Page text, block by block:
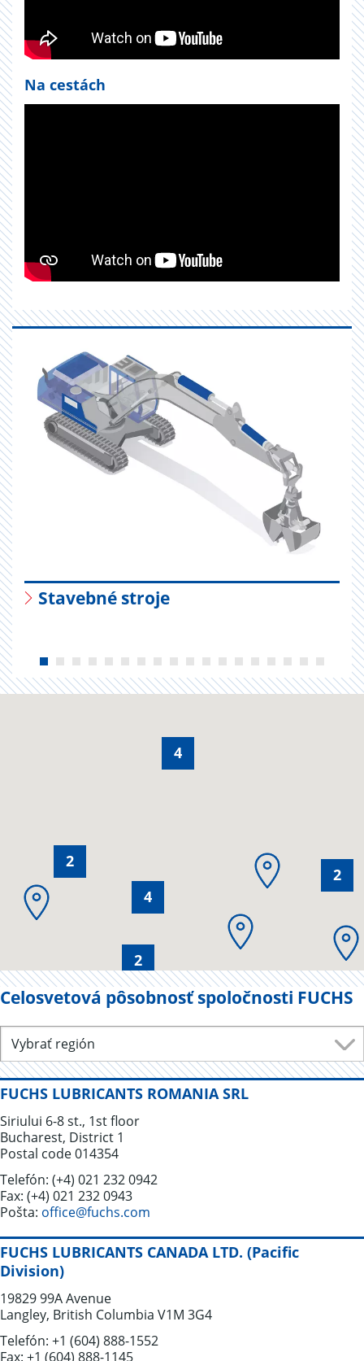
Na cestách
Stavebné stroje
4
2
4
2
2
2
Celosvetová pôsobnosť spoločnosti FUCHS
Vybrať región
FUCHS LUBRICANTS ROMANIA SRL
Siriului 6-8 st., 1st floor
Bucharest, District 1
Postal code 014354
Telefón: (+4) 021 232 0942
Fax: (+4) 021 232 0943
Pošta: office@fuchs.com
FUCHS LUBRICANTS CANADA LTD. (Pacific
Division)
19829 99A Avenue
Langley, British Columbia V1M 3G4
Telefón: +1 (604) 888-1552
Fax: +1 (604) 888-1145